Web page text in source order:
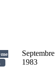
Septembre
1983